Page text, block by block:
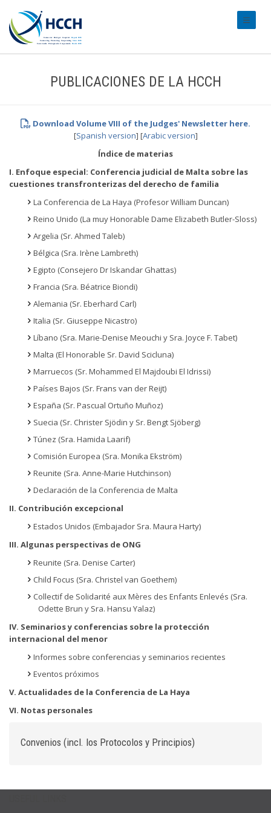
PUBLICACIONES DE LA HCCH
Download Volume VIII of the Judges' Newsletter here.
[Spanish version] [Arabic version]
Índice de materias
I. Enfoque especial: Conferencia judicial de Malta sobre las
cuestiones transfronterizas del derecho de familia
La Conferencia de La Haya (Profesor William Duncan)
Reino Unido (La muy Honorable Dame Elizabeth Butler-Sloss)
Argelia (Sr. Ahmed Taleb)
Bélgica (Sra. Irène Lambreth)
Egipto (Consejero Dr Iskandar Ghattas)
Francia (Sra. Béatrice Biondi)
Alemania (Sr. Eberhard Carl)
Italia (Sr. Giuseppe Nicastro)
Líbano (Sra. Marie-Denise Meouchi y Sra. Joyce F. Tabet)
Malta (El Honorable Sr. David Scicluna)
Marruecos (Sr. Mohammed El Majdoubi El Idrissi)
Países Bajos (Sr. Frans van der Reijt)
España (Sr. Pascual Ortuño Muñoz)
Suecia (Sr. Christer Sjödin y Sr. Bengt Sjöberg)
Túnez (Sra. Hamida Laarif)
Comisión Europea (Sra. Monika Ekström)
Reunite (Sra. Anne-Marie Hutchinson)
Declaración de la Conferencia de Malta
II. Contribución excepcional
Estados Unidos (Embajador Sra. Maura Harty)
III. Algunas perspectivas de ONG
Reunite (Sra. Denise Carter)
Child Focus (Sra. Christel van Goethem)
Collectif de Solidarité aux Mères des Enfants Enlevés (Sra.
Odette Brun y Sra. Hansu Yalaz)
IV. Seminarios y conferencias sobre la protección
internacional del menor
Informes sobre conferencias y seminarios recientes
Eventos próximos
V. Actualidades de la Conferencia de La Haya
VI. Notas personales
Convenios (incl. los Protocolos y Principios)